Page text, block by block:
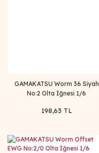
GAMAKATSU Worm 36 Siyah
No:2 Olta İğnesi 1/6
198,63 TL